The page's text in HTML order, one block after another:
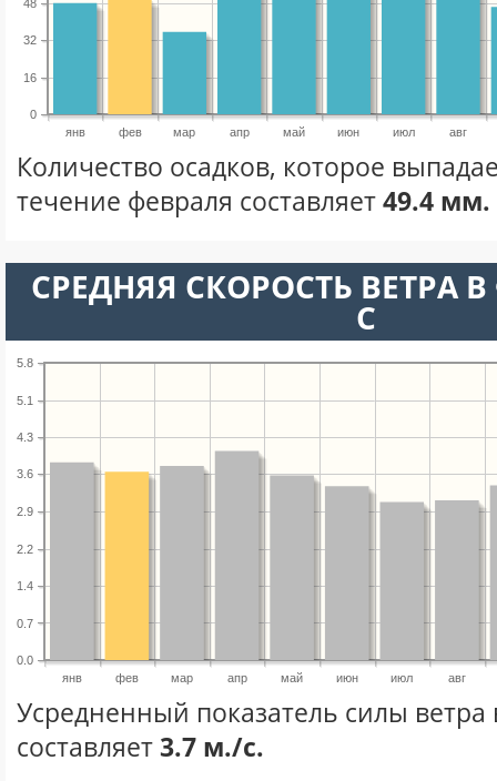
янв фев мар апр май июн июл авг
0
16
32
48
Количество осадков, которое
течение февраля составляет49.4 мм.
СРЕДНЯЯ СКОРОСТЬ ВЕТРА
С
янв фев мар апр май июн июл авг
0.0
0.7
1.4
2.2
2.9
3.6
4.3
5.1
5.8
Усредненный показатель силы ветра
составляет3.7 м./с.